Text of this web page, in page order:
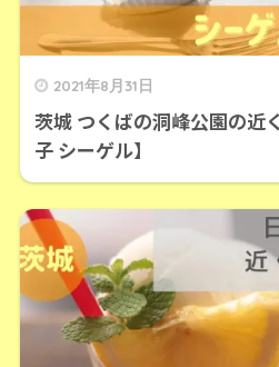
2021年8月31日
茨城 つくばの洞峰公園の近
子 シーゲル】